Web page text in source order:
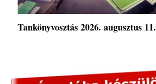
Tankönyvosztás 2026. augusztus 11.